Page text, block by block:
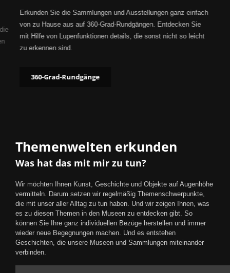
Erkunden Sie die Sammlungen und Ausstellungen ganz einfach
von zu Hause aus auf 360-Grad-Rundgängen. Entdecken Sie
mit Hilfe von Lupenfunktionen details, die sonst nicht so leicht
zu erkennen sind.
360-Grad-Rundgänge
Themenwelten erkunden
Was hat das mit mir zu tun?
Wir möchten Ihnen Kunst, Geschichte und Objekte auf Augenhöhe
vermitteln. Darum setzen wir regelmäßig Themenschwerpunkte,
die mit unser aller Alltag zu tun haben. Und wir zeigen Ihnen, was
es zu diesen Themen in den Museen zu entdecken gibt. So
können Sie Ihre ganz individuellen Bezüge herstellen und immer
wieder neue Begegnungen machen. Und es entstehen
Geschichten, die unsere Museen und Sammlungen miteinander
verbinden.